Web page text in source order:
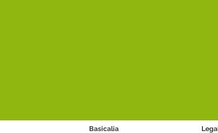
Basicalia